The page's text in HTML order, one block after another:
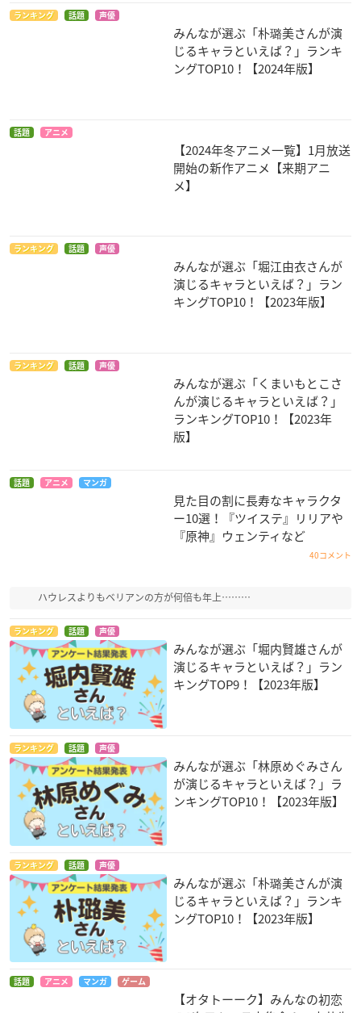
ランキング 話題 声優
みんなが選ぶ「朴璐美さんが演
じるキャラといえば？」ランキ
ングTOP10！【2024年版】
話題 アニメ
【2024年冬アニメ一覧】1月放送
開始の新作アニメ【来期アニ
メ】
ランキング 話題 声優
みんなが選ぶ「堀江由衣さんが
演じるキャラといえば？」ラン
キングTOP10！【2023年版】
ランキング 話題 声優
みんなが選ぶ「くまいもとこさ
んが演じるキャラといえば？」
ランキングTOP10！【2023年
版】
話題 アニメ マンガ
見た目の割に長寿なキャラクタ
ー10選！『ツイステ』リリアや
『原神』ウェンティなど
40コメント
ハウレスよりもベリアンの方が何倍も年上………
ランキング 話題 声優
みんなが選ぶ「堀内賢雄さんが
演じるキャラといえば？」ラン
キングTOP9！【2023年版】
ランキング 話題 声優
みんなが選ぶ「林原めぐみさん
が演じるキャラといえば？」ラ
ンキングTOP10！【2023年版】
ランキング 話題 声優
みんなが選ぶ「朴璐美さんが演
じるキャラといえば？」ランキ
ングTOP10！【2023年版】
話題 アニメ マンガ ゲーム
【オタトーーク】みんなの初恋